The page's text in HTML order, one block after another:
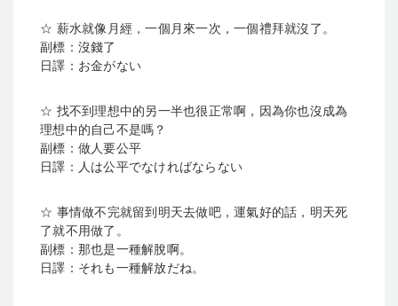
☆ 薪水就像月經，一個月來一次，一個禮拜就沒了。
副標：沒錢了
日譯：お金がない
☆ 找不到理想中的另一半也很正常啊，因為你也沒成為
理想中的自己不是嗎？
副標：做人要公平
日譯：人は公平でなければならない
☆ 事情做不完就留到明天去做吧，運氣好的話，明天死
了就不用做了。
副標：那也是一種解脫啊。
日譯：それも一種解放だね。